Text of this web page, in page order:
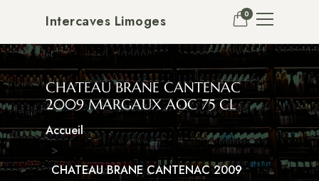
Intercaves Limoges 0
CHATEAU BRANE CANTENAC
2009 MARGAUX AOC 75 CL
Accueil
CHATEAU BRANE CANTENAC 2009